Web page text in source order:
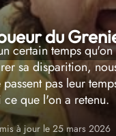
du
certain temps
sa disparition,
pas leur
que l'on a retenu.
à jour le 25 mars 2026